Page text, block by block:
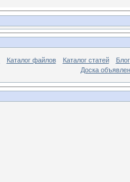
Каталог файлов Каталог статей
Блог
Доска